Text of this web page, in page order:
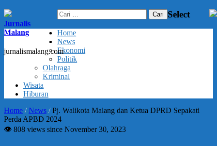
Jurnalis
Malang
jurnalismalang.com
Cari
untuk:
Select
Home
News
Ekonomi
Politik
Olahraga
Kriminal
Wisata
Hiburan
Home /News /Pj. Walikota Malang dan Ketua DPRD Sepakati
Perda APBD 2024
👁 808 views since November 30, 2023